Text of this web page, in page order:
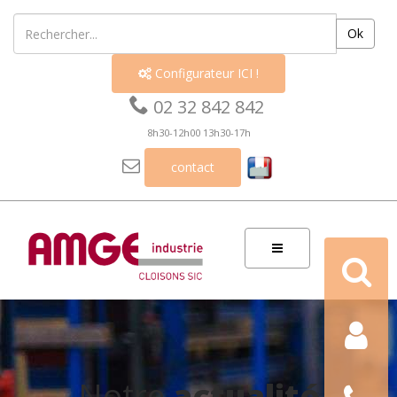
Ok
 Configurateur ICI !
 02 32 842 842
8h30-12h00 13h30-17h
 contact